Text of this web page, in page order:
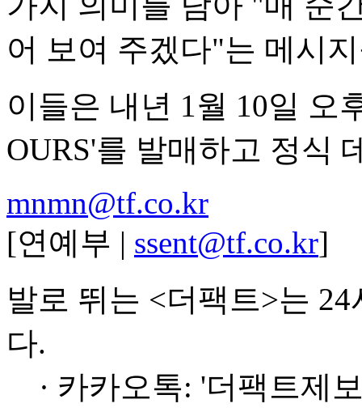
어 보여 주겠다"는 메시
이들은 내년 1월 10일 오
OURS'를 발매하고 정식
mnmn@tf.co.kr
[연예부 | ssent@tf.co.kr]
발로 뛰는 <더팩트>는
다.
· 카카오톡: '더팩트제